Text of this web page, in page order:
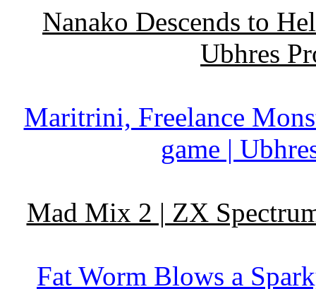
Nanako Descends to
Ubhres
Maritrini, Freelance
game |
Mad Mix 2 | ZX
Fat Worm Blows a